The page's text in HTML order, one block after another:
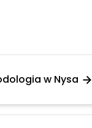
w Nysa